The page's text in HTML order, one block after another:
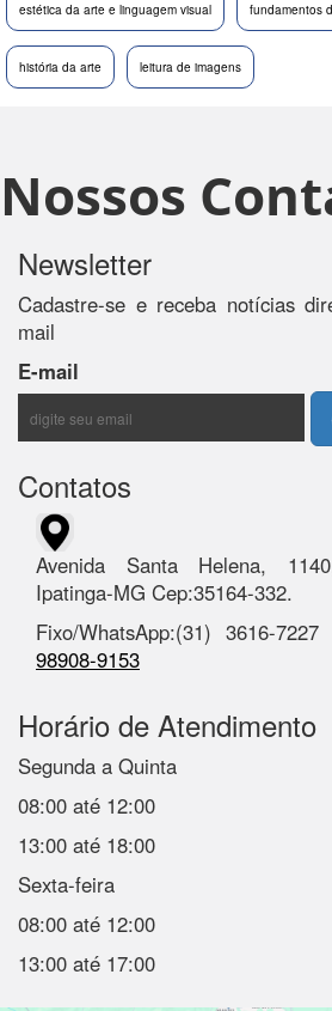
estética da arte e linguagem visual fundamentos
história da arte leitura de imagens
Nossos
Newsletter
Cadastre-se e receba notícias
mail
E-mail
Contatos
Avenida Santa Helena,
Ipatinga-MG Cep:35164-332.
Fixo/WhatsApp:(31) 3616-
98908-9153
Horário de Atendimento
Segunda a Quinta
08:00 até 12:00
13:00 até 18:00
Sexta-feira
08:00 até 12:00
13:00 até 17:00